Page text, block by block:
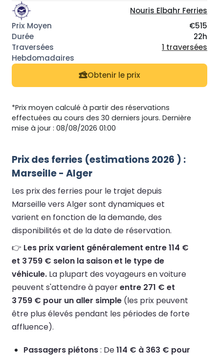
Nouris Elbahr Ferries
€515
22h
1 traversées
Obtenir le prix
*Prix moyen calculé à partir des réservations
effectuées au cours des 30 derniers jours. Dernière
mise à jour : 08/08/2026 01:00
Prix des ferries (estimations 2026 ) :
Marseille - Alger
Les prix des ferries pour le trajet depuis
Marseille vers Alger sont dynamiques et
varient en fonction de la demande, des
disponibilités et de la date de réservation.
👉 Les prix varient généralement entre 114 €
et 3 759 € selon la saison et le type de
véhicule. La plupart des voyageurs en voiture
peuvent s'attendre à payerentre 271 € et
3 759 € pour un aller simple (les prix peuvent
être plus élevés pendant les périodes de forte
affluence).
Passagers piétons: De114 € à 363 € pour